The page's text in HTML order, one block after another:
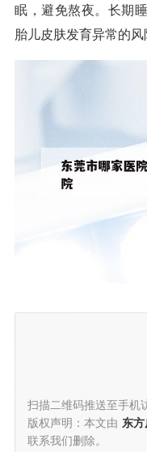
眠，避免熬夜。长期
胎儿皮肤发育异常的风
扫描二维码推送至手机
版权声明：本文由 东方
联系我们删除。